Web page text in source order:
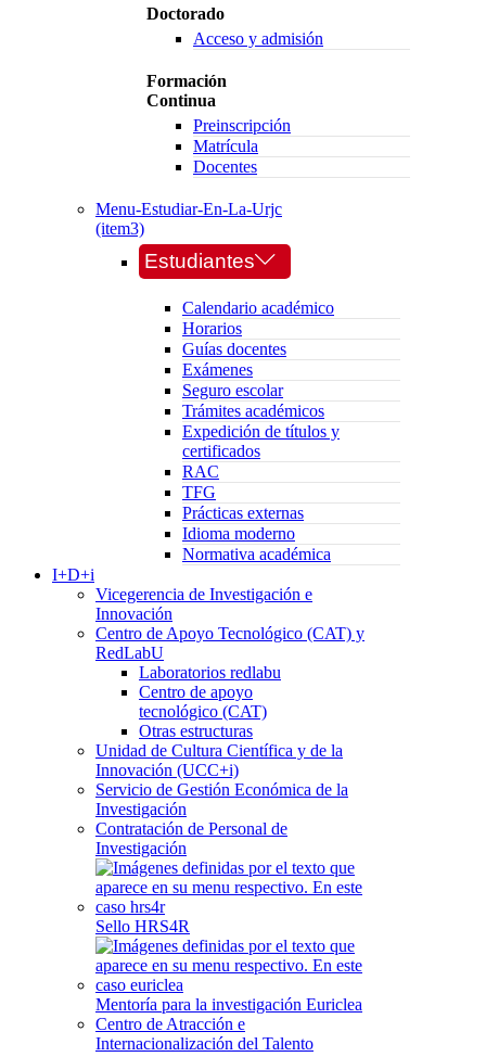
Doctorado
Acceso y admisión
Formación
Continua
Preinscripción
Matrícula
Docentes
Menu-Estudiar-En-La-Urjc
(item3)
Estudiantes
Calendario académico
Horarios
Guías docentes
Exámenes
Seguro escolar
Trámites académicos
Expedición de títulos y
certificados
RAC
TFG
Prácticas externas
Idioma moderno
Normativa académica
I+D+i
Vicegerencia de Investigación e
Innovación
Centro de Apoyo Tecnológico (CAT) y
RedLabU
Laboratorios redlabu
Centro de apoyo
tecnológico (CAT)
Otras estructuras
Unidad de Cultura Científica y de la
Innovación (UCC+i)
Servicio de Gestión Económica de la
Investigación
Contratación de Personal de
Investigación
Sello HRS4R
Mentoría para la investigación Euriclea
Centro de Atracción e
Internacionalización del Talento